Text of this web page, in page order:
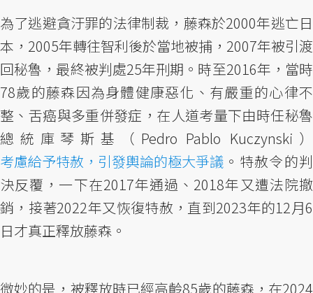
為了逃避貪汙罪的法律制裁，藤森於2000年逃亡日
本，2005年轉往智利後於當地被捕，2007年被引渡
回秘魯，最終被判處25年刑期。時至2016年，當時
78歲的藤森因為身體健康惡化、有嚴重的心律不
整、舌癌與多重併發症，在人道考量下由時任秘魯
總統庫琴斯基（Pedro Pablo Kuczynski）
考慮給予特赦，引發輿論的極大爭議 。特赦令的判
決反覆，一下在2017年通過、2018年又遭法院撤
銷，接著2022年又恢復特赦，直到2023年的12月6
日才真正釋放藤森。
微妙的是，被釋放時已經高齡85歲的藤森，在2024